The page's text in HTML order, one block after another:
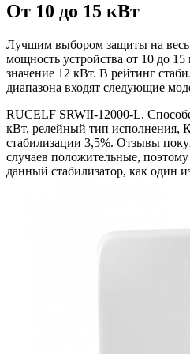
От 10 до 15 кВт
Лучшим выбором защиты на весь
мощность устройства от 10 до
значение 12 кВт. В рейтинг
диапазона входят следующие
RUCELF SRWII-12000-L.
кВт, релейный тип исполнения,
стабилизации 3,5%. Отзывы
случаев положительные,
данный стабилизатор, как один